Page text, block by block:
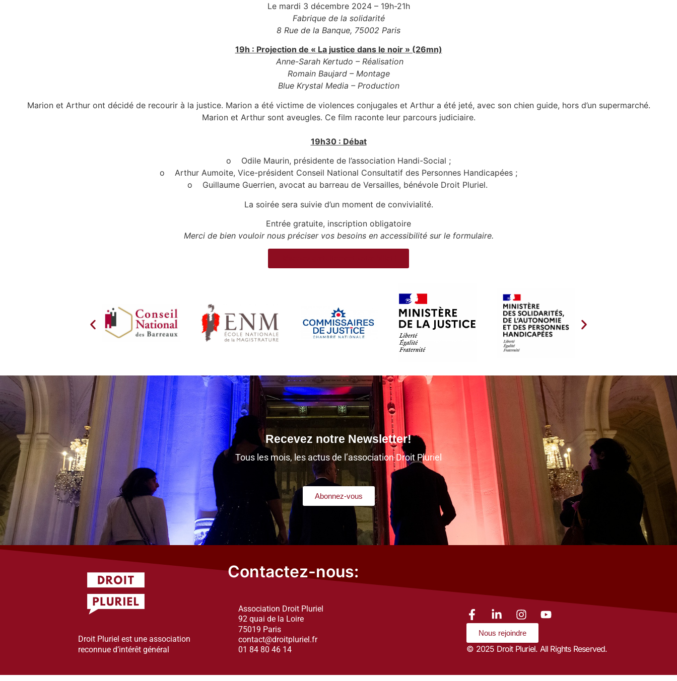
Le mardi 3 décembre 2024 – 19h-21h
Fabrique de la solidarité
8 Rue de la Banque, 75002 Paris
19h : Projection de « La justice dans le noir » (26mn)
Anne-Sarah Kertudo – Réalisation
Romain Baujard – Montage
Blue Krystal Media – Production
Marion et Arthur ont décidé de recourir à la justice. Marion a été victime de violences conjugales et Arthur a été jeté, avec son chien guide, hors d’un supermarché.
Marion et Arthur sont aveugles. Ce film raconte leur parcours judiciaire.
19h30 : Débat
o Odile Maurin, présidente de l’association Handi-Social ;
o Arthur Aumoite, Vice-président Conseil National Consultatif des Personnes Handicapées ;
o Guillaume Guerrien, avocat au barreau de Versailles, bénévole Droit Pluriel.
La soirée sera suivie d’un moment de convivialité.
Entrée gratuite, inscription obligatoire
Merci de bien vouloir nous préciser vos besoins en accessibilité sur le formulaire.
Recevez notre Newsletter!
Tous les mois, les actus de l’association Droit Pluriel
Abonnez-vous
Droit Pluriel est une association
reconnue d’intérêt général
Contactez-nous:
Association Droit Pluriel
92 quai de la Loire
75019 Paris
contact@droitpluriel.fr
01 84 80 46 14
Nous rejoindre
© 2025 Droit Pluriel. All Rights Reserved.